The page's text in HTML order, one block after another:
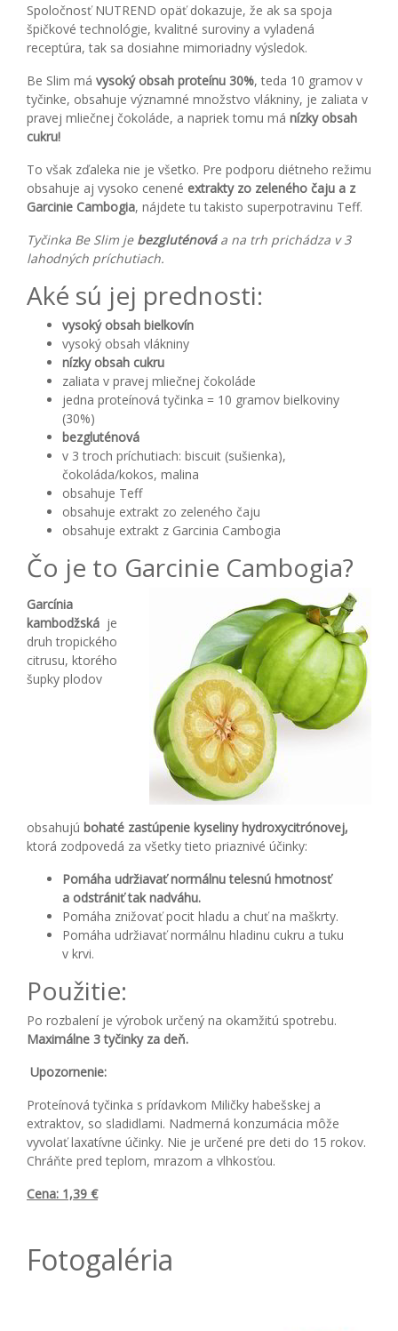
Spoločnosť NUTREND opäť dokazuje, že ak sa spoja
špičkové technológie, kvalitné suroviny a vyladená
receptúra, tak sa dosiahne mimoriadny výsledok.
Be Slim má vysoký obsah proteínu 30%, teda 10 gramov v
tyčinke, obsahuje významné množstvo vlákniny, je zaliata v
pravej mliečnej čokoláde, a napriek tomu má nízky obsah
cukru!
To však zďaleka nie je všetko. Pre podporu diétneho režimu
obsahuje aj vysoko cenené extrakty zo zeleného čaju a z
Garcinie Cambogia, nájdete tu takisto superpotravinu Teff.
Tyčinka Be Slim je bezgluténováa na trh prichádza v 3
lahodných príchutiach.
Aké sú jej prednosti:
vysoký obsah bielkovín
vysoký obsah vlákniny
nízky obsah cukru
zaliata v pravej mliečnej čokoláde
jedna proteínová tyčinka = 10 gramov bielkoviny
(30%)
bezgluténová
v 3 troch príchutiach: biscuit (sušienka),
čokoláda/kokos, malina
obsahuje Teff
obsahuje extrakt zo zeleného čaju
obsahuje extrakt z Garcinia Cambogia
Čo je to Garcinie Cambogia?
Garcínia
kambodžská je
druh tropického
citrusu, ktorého
šupky plodov
obsahujú bohaté zastúpenie kyseliny hydroxycitrónovej,
ktorá zodpovedá za všetky tieto priaznivé účinky:
Pomáha udržiavať normálnu telesnú hmotnosť
a odstrániť tak nadváhu.
Pomáha znižovať pocit hladu a chuť na maškrty.
Pomáha udržiavať normálnu hladinu cukru a tuku
v krvi.
Použitie:
Po rozbalení je výrobok určený na okamžitú spotrebu.
Maximálne 3 tyčinky za deň.
Upozornenie:
Proteínová tyčinka s prídavkom Miličky habešskej a
extraktov, so sladidlami. Nadmerná konzumácia môže
vyvolať laxatívne účinky. Nie je určené pre deti do 15 rokov.
Chráňte pred teplom, mrazom a vlhkosťou.
Cena: 1,39 €
Fotogaléria